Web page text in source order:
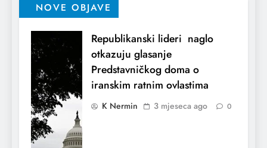
NOVE OBJAVE
Republikanski lideri naglo
otkazuju glasanje
Predstavničkog doma o
iranskim ratnim ovlastima
K Nermin 3 mjeseca ago 0